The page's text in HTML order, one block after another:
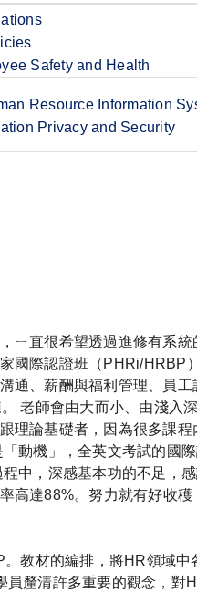
Safety and Health
Resource Information
Privacy and Security
ㄧ直很希望透過進修有系統
國際認證班（PHRi/HRBP
通、薪酬與福利管理、員工
老師會由大而小、由淺入
理論基礎者，因為很多課程
動機」，全英文考試的國
中，深感基本功的不足，
高達88%。努力就有好收穫
教材的編排，將HR領域中
員釐清許多重要的觀念，對